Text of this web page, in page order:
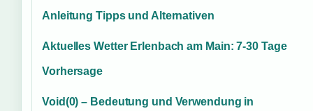
Anleitung Tipps und Alternativen
Aktuelles Wetter Erlenbach am Main: 7-30 Tage
Vorhersage
Void(0) – Bedeutung und Verwendung in